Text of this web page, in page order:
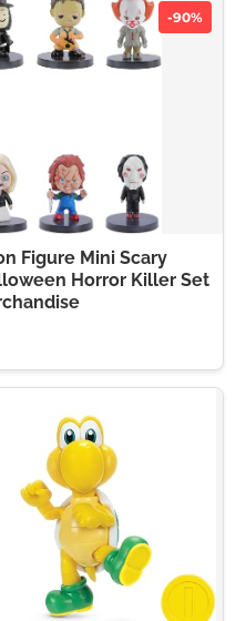
-90%
Figure Mini Scary
Horror Killer Set